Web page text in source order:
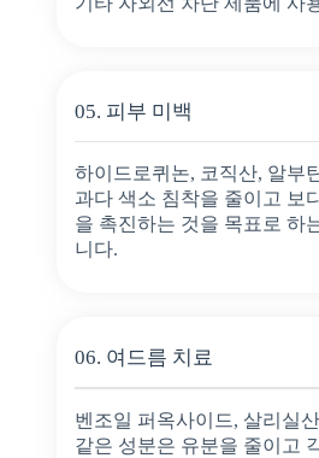
05. 피부 미백
하이드로퀴논, 코직산, 알부
과다 색소 침착을 줄이고 보
을 촉진하는 것을 목표로 하
니다.
06. 여드름 치료
벤조일 퍼옥사이드, 살리실
같은 성분은 유분을 줄이고